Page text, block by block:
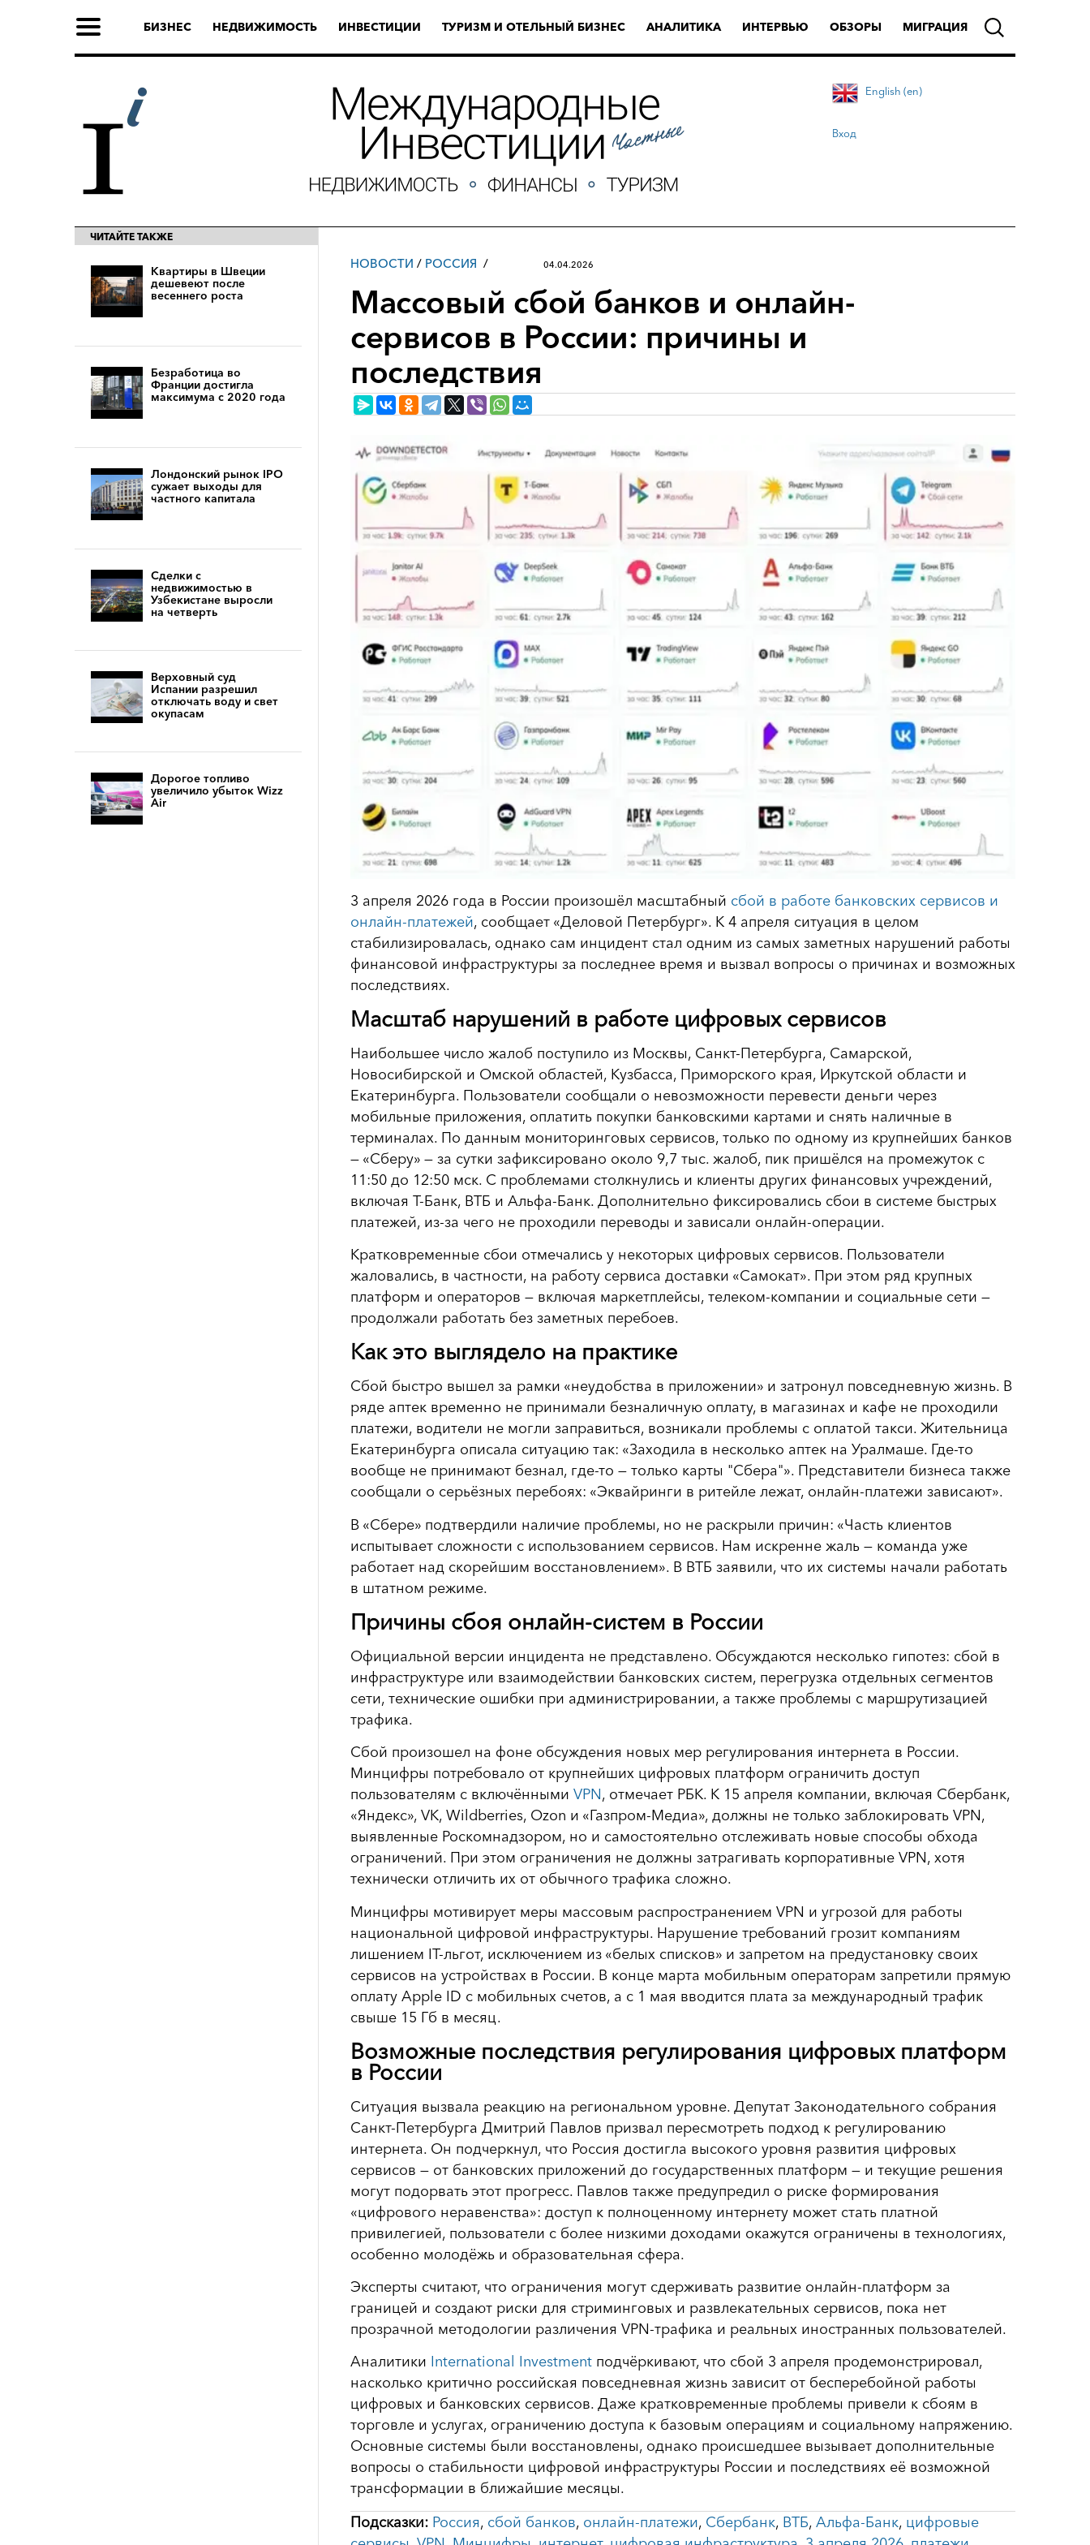
БИЗНЕС НЕДВИЖИМОСТЬ ИНВЕСТИЦИИ ТУРИЗМ И ОТЕЛЬНЫЙ БИЗНЕС АНАЛИТИКА ИНТЕРВЬЮ ОБЗОРЫ МИГРАЦИЯ
English (en)
Вход
ЧИТАЙТЕ ТАКЖЕ
Квартиры в Швеции
дешевеют после
весеннего роста
Безработица во
Франции достигла
максимума с 2020 года
Лондонский рынок IPO
сужает выходы для
частного капитала
Сделки с
недвижимостью в
Узбекистане выросли
на четверть
Верховный суд
Испании разрешил
отключать воду и свет
окупасам
Дорогое топливо
увеличило убыток Wizz
Air
НОВОСТИ / РОССИЯ 04.04.2026
Массовый сбой банков и онлайн-
сервисов в России: причины и
последствия
3 апреля 2026 года в России произошёл масштабный сбой в работе банковских сервисов и
онлайн-платежей, сообщает «Деловой Петербург». К 4 апреля ситуация в целом
стабилизировалась, однако сам инцидент стал одним из самых заметных нарушений работы
финансовой инфраструктуры за последнее время и вызвал вопросы о причинах и возможных
последствиях.
Масштаб нарушений в работе цифровых сервисов
Наибольшее число жалоб поступило из Москвы, Санкт-Петербурга, Самарской,
Новосибирской и Омской областей, Кузбасса, Приморского края, Иркутской области и
Екатеринбурга. Пользователи сообщали о невозможности перевести деньги через
мобильные приложения, оплатить покупки банковскими картами и снять наличные в
терминалах. По данным мониторинговых сервисов, только по одному из крупнейших банков
— «Сберу» — за сутки зафиксировано около 9,7 тыс. жалоб, пик пришёлся на промежуток с
11:50 до 12:50 мск. С проблемами столкнулись и клиенты других финансовых учреждений,
включая Т-Банк, ВТБ и Альфа-Банк. Дополнительно фиксировались сбои в системе быстрых
платежей, из-за чего не проходили переводы и зависали онлайн-операции.
Кратковременные сбои отмечались у некоторых цифровых сервисов. Пользователи
жаловались, в частности, на работу сервиса доставки «Самокат». При этом ряд крупных
платформ и операторов — включая маркетплейсы, телеком-компании и социальные сети —
продолжали работать без заметных перебоев.
Как это выглядело на практике
Сбой быстро вышел за рамки «неудобства в приложении» и затронул повседневную жизнь. В
ряде аптек временно не принимали безналичную оплату, в магазинах и кафе не проходили
платежи, водители не могли заправиться, возникали проблемы с оплатой такси. Жительница
Екатеринбурга описала ситуацию так: «Заходила в несколько аптек на Уралмаше. Где-то
вообще не принимают безнал, где-то — только карты "Сбера"». Представители бизнеса также
сообщали о серьёзных перебоях: «Эквайринги в ритейле лежат, онлайн-платежи зависают».
В «Сбере» подтвердили наличие проблемы, но не раскрыли причин: «Часть клиентов
испытывает сложности с использованием сервисов. Нам искренне жаль — команда уже
работает над скорейшим восстановлением». В ВТБ заявили, что их системы начали работать
в штатном режиме.
Причины сбоя онлайн-систем в России
Официальной версии инцидента не представлено. Обсуждаются несколько гипотез: сбой в
инфраструктуре или взаимодействии банковских систем, перегрузка отдельных сегментов
сети, технические ошибки при администрировании, а также проблемы с маршрутизацией
трафика.
Сбой произошел на фоне обсуждения новых мер регулирования интернета в России.
Минцифры потребовало от крупнейших цифровых платформ ограничить доступ
пользователям с включёнными VPN, отмечает РБК. К 15 апреля компании, включая Сбербанк,
«Яндекс», VK, Wildberries, Ozon и «Газпром-Медиа», должны не только заблокировать VPN,
выявленные Роскомнадзором, но и самостоятельно отслеживать новые способы обхода
ограничений. При этом ограничения не должны затрагивать корпоративные VPN, хотя
технически отличить их от обычного трафика сложно.
Минцифры мотивирует меры массовым распространением VPN и угрозой для работы
национальной цифровой инфраструктуры. Нарушение требований грозит компаниям
лишением IT-льгот, исключением из «белых списков» и запретом на предустановку своих
сервисов на устройствах в России. В конце марта мобильным операторам запретили прямую
оплату Apple ID с мобильных счетов, а с 1 мая вводится плата за международный трафик
свыше 15 Гб в месяц.
Возможные последствия регулирования цифровых платформ
в России
Ситуация вызвала реакцию на региональном уровне. Депутат Законодательного собрания
Санкт-Петербурга Дмитрий Павлов призвал пересмотреть подход к регулированию
интернета. Он подчеркнул, что Россия достигла высокого уровня развития цифровых
сервисов — от банковских приложений до государственных платформ — и текущие решения
могут подорвать этот прогресс. Павлов также предупредил о риске формирования
«цифрового неравенства»: доступ к полноценному интернету может стать платной
привилегией, пользователи с более низкими доходами окажутся ограничены в технологиях,
особенно молодёжь и образовательная сфера.
Эксперты считают, что ограничения могут сдерживать развитие онлайн-платформ за
границей и создают риски для стриминговых и развлекательных сервисов, пока нет
прозрачной методологии различения VPN-трафика и реальных иностранных пользователей.
Аналитики International Investment подчёркивают, что сбой 3 апреля продемонстрировал,
насколько критично российская повседневная жизнь зависит от бесперебойной работы
цифровых и банковских сервисов. Даже кратковременные проблемы привели к сбоям в
торговле и услугах, ограничению доступа к базовым операциям и социальному напряжению.
Основные системы были восстановлены, однако происшедшее вызывает дополнительные
вопросы о стабильности цифровой инфраструктуры России и последствиях её возможной
трансформации в ближайшие месяцы.
Подсказки: Россия, сбой банков, онлайн-платежи, Сбербанк, ВТБ, Альфа-Банк, цифровые